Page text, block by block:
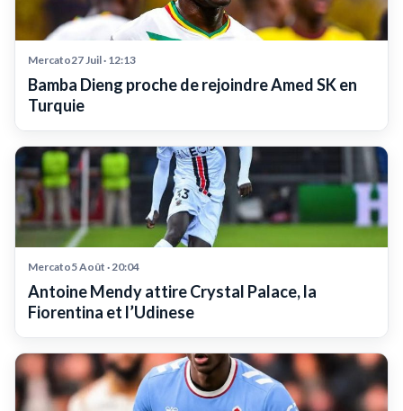
Mercato27 Juil · 12:13
Bamba Dieng proche de rejoindre Amed SK en
Turquie
Mercato5 Août · 20:04
Antoine Mendy attire Crystal Palace, la
Fiorentina et l’Udinese